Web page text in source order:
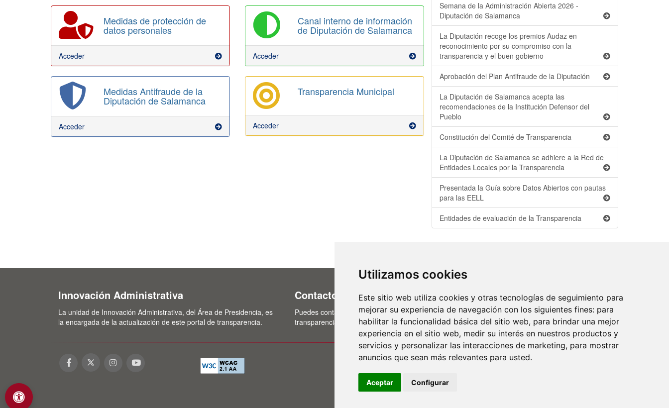
Utilizamos cookies
Este sitio web utiliza cookies y otras tecnologías de seguimiento para
mejorar su experiencia de navegación con los siguientes fines: para
habilitar la funcionalidad básica del sitio web, para brindar una mejor
experiencia en el sitio web, medir su interés en nuestros productos y
servicios y personalizar las interacciones de marketing, para mostrar
anuncios que sean más relevantes para usted.
Aceptar Configurar
Medidas de protección de
datos personales
Acceder
Canal interno de información
de Diputación de Salamanca
Acceder
Medidas Antifraude de la
Diputación de Salamanca
Acceder
Transparencia Municipal
Acceder
Semana de la Administración Abierta 2026 -
Diputación de Salamanca
La Diputación recoge los premios Audaz en
reconocimiento por su compromiso con la
transparencia y el buen gobierno
Aprobación del Plan Antifraude de la Diputación
La Diputación de Salamanca acepta las
recomendaciones de la Institución Defensor del
Pueblo
Constitución del Comité de Transparencia
La Diputación de Salamanca se adhiere a la Red de
Entidades Locales por la Transparencia
Presentada la Guía sobre Datos Abiertos con pautas
para las EELL
Entidades de evaluación de la Transparencia
Innovación Administrativa
La unidad de Innovación Administrativa, del Área de Presidencia, es
la encargada de la actualización de este portal de transparencia.
Contacto
Puedes contactar con nosotros a través del correo:
transparencia@lasalina.es
Mapa web